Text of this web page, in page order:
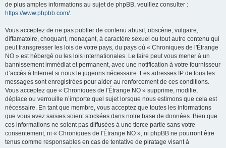
de plus amples informations au sujet de phpBB, veuillez consulter :
https://www.phpbb.com/.
Vous acceptez de ne pas publier de contenu abusif, obscène, vulgaire,
diffamatoire, choquant, menaçant, à caractère sexuel ou tout autre contenu qui
peut transgresser les lois de votre pays, du pays où « Chroniques de l'Étrange
NO » est hébergé ou les lois internationales. Le faire peut vous mener à un
bannissement immédiat et permanent, avec une notification à votre fournisseur
d’accès à Internet si nous le jugeons nécessaire. Les adresses IP de tous les
messages sont enregistrées pour aider au renforcement de ces conditions.
Vous acceptez que « Chroniques de l'Étrange NO » supprime, modifie,
déplace ou verrouille n’importe quel sujet lorsque nous estimons que cela est
nécessaire. En tant que membre, vous acceptez que toutes les informations
que vous avez saisies soient stockées dans notre base de données. Bien que
ces informations ne soient pas diffusées à une tierce partie sans votre
consentement, ni « Chroniques de l'Étrange NO », ni phpBB ne pourront être
tenus comme responsables en cas de tentative de piratage visant à